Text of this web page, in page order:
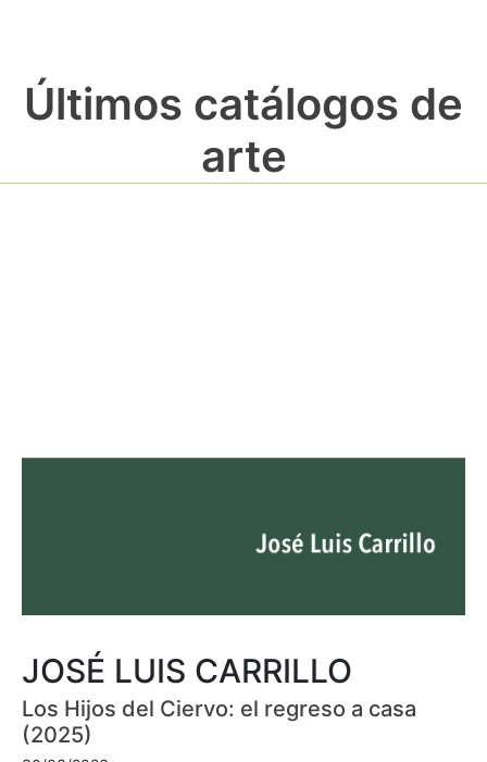
Últimos catálogos de
arte
JOSÉ LUIS CARRILLO
Los Hijos del Ciervo: el regreso a casa
(2025)